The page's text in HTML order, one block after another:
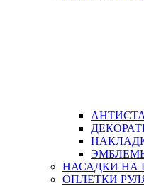
НАСАДКИ НА
ОПЛЕТКИ